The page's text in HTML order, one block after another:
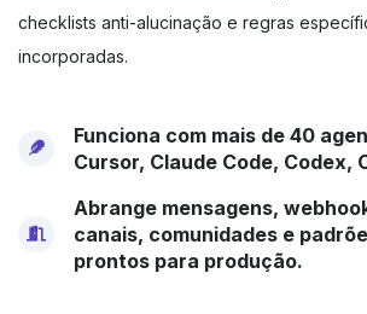
checklists anti-alucinação e regras
incorporadas.
Funciona com mais de 40
Cursor, Claude Code, Codex,
Abrange mensagens,
canais, comunidades e
prontos para produção.